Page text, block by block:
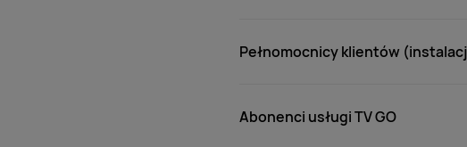
Pełnomocnicy klientów
Abonenci usługi TV GO